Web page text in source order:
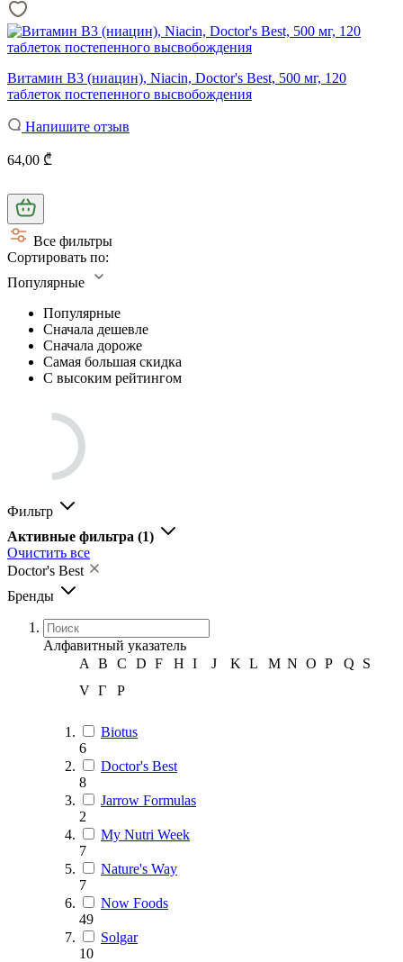
Витамин В3 (ниацин), Niacin, Doctor's Best, 500 мг, 120
таблеток постепенного высвобождения
Напишите отзыв
64,00 ₾
Все фильтры
Сортировать по:
Популярные
Популярные
Сначала дешевле
Сначала дороже
Самая большая скидка
С высоким рейтингом
Фильтр
Активные фильтра (1)
Очистить все
Doctor's Best
Бренды
Алфавитный указатель
A
B C D F H I J K L M N O P Q
S
V Г Р
Biotus
6
Doctor's Best
8
Jarrow Formulas
2
My Nutri Week
7
Nature's Way
7
Now Foods
49
Solgar
10